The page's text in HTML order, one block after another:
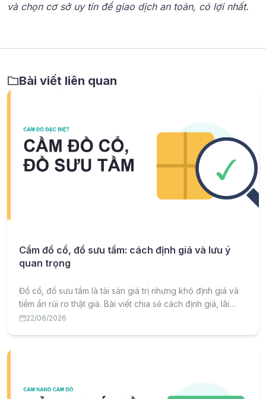
và chọn cơ sở uy tín để giao dịch an toàn, có lợi nhất.
Bài viết liên quan
Cầm đồ cổ, đồ sưu tầm: cách định giá và lưu ý
quan trọng
Đồ cổ, đồ sưu tầm là tài sản giá trị nhưng khó định giá và
tiềm ẩn rủi ro thật giả. Bài viết chia sẻ cách định giá, lãi
suất và lưu ý quan trọng khi cầm đồ cổ, đồ sưu tầm.
22/06/2026